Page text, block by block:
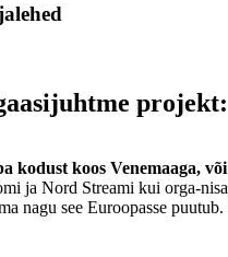
projekt:
kodust koos Venemaaga,
ja Nord Streami kui orga-
nagu see Euroopasse